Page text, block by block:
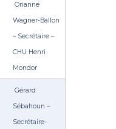
Orianne
Wagner-Ballon
– Secrétaire –
CHU Henri
Mondor
Gérard
Sébahoun –
Secrétaire-